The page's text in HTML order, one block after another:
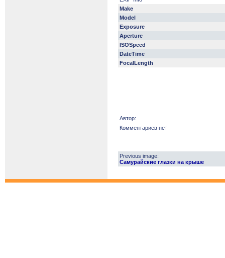
Make
Model
Exposure
Aperture
ISOSpeed
DateTime
FocalLength
Автор:
Комментариев нет
Previous image:
Самурайские глазки на крыше